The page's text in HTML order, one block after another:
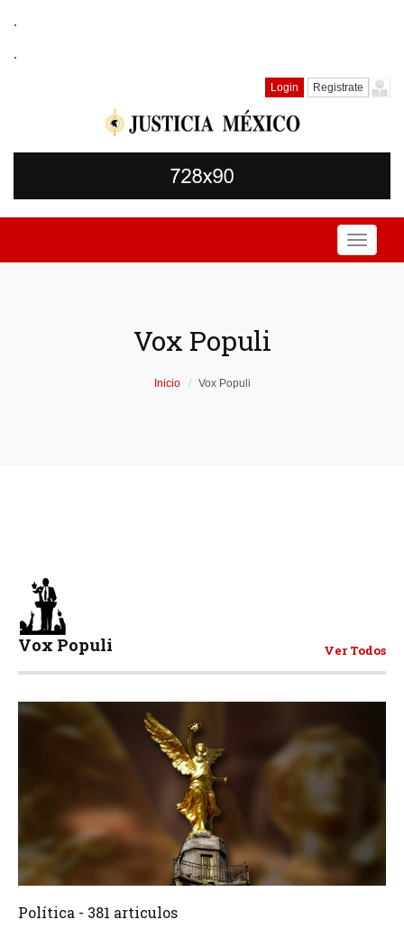
.
.
Login Registrate
Toggle
Vox Populi
Inicio Vox Populi
Vox Populi Ver Todos
381 Articulos
Política - 381 articulos